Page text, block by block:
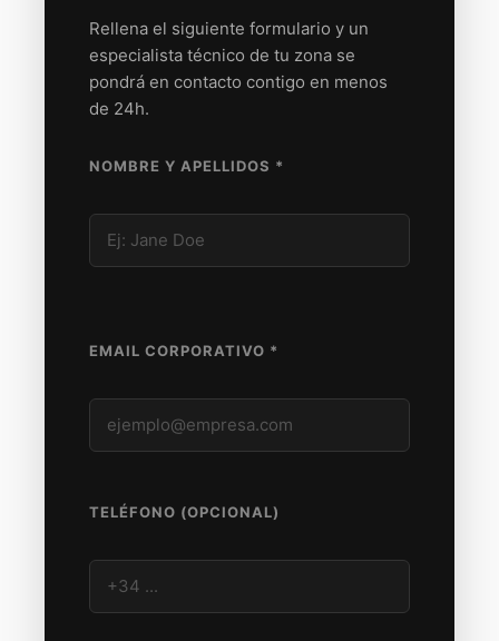
Rellena el siguiente formulario y un
especialista técnico de tu zona se
pondrá en contacto contigo en menos
de 24h.
NOMBRE Y APELLIDOS *
EMAIL CORPORATIVO *
TELÉFONO (OPCIONAL)